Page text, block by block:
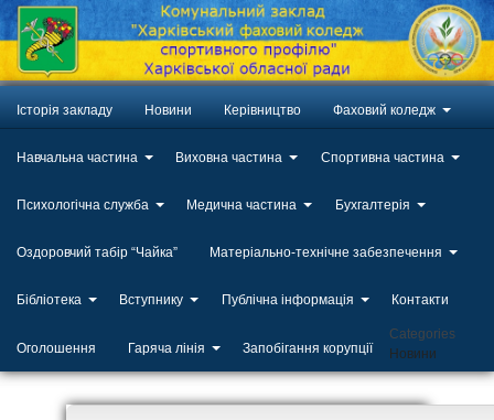
Історія закладу Новини Керівництво Фаховий коледж
Навчальна частина Виховна частина Спортивна частина
Психологічна служба Медична частина Бухгалтерія
Оздоровчий табір “Чайка” Матеріально-технічне забезпечення
Бібліотека Вступнику Публічна інформація Контакти
Оголошення Гаряча лінія Запобігання корупції
Categories
Новини